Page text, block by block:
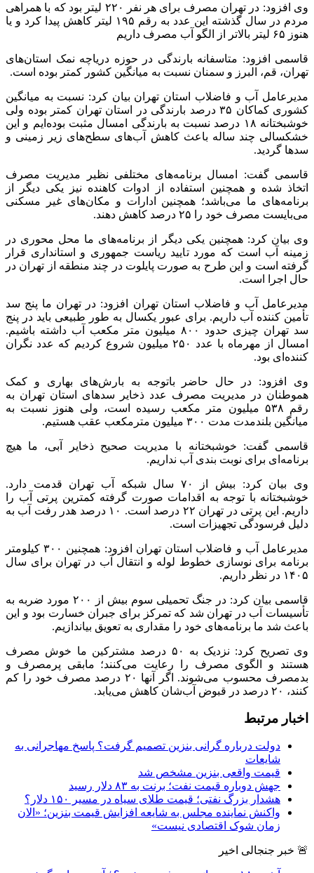
وی افزود: در تهران مصرف برای هر نفر ۲۲۰ لیتر بود که با همراهی
مردم در سال گذشته این عدد به رقم ۱۹۵ لیتر کاهش پیدا کرد و یا
هنوز ۶۵ لیتر بالاتر از الگو آب مصرف داریم
قاسمی افزود: متاسفانه بارندگی در حوزه دریاچه نمک استان‌های
تهران، قم، البرز و سمنان نسبت به میانگین کشور کمتر بوده است.
مدیرعامل آب و فاضلاب استان تهران بیان کرد: نسبت به میانگین
کشوری کماکان ۳۵ درصد بارندگی در استان تهران کمتر بوده ولی
خوشبختانه ۱۸ درصد نسبت به بارندگی امسال مثبت بوده‌ایم و این
خشکسالی چند ساله باعث کاهش آب‌های سطح‌های زیر زمینی و
سد‌ها گردید.
قاسمی گفت: امسال برنامه‌های مختلفی نظیر مدیریت مصرف
اتخاذ شده و همچنین استفاده از ادوات کاهنده نیز یکی دیگر از
برنامه‌های ما می‌باشد؛ همچنین ادارات و مکان‌های غیر مسکنی
می‌بایست مصرف خود را ۲۵ درصد کاهش دهند.
وی بیان کرد: همچنین یکی دیگر از برنامه‌های ما محل محوری در
زمینه آب است که مورد تایید ریاست جمهوری و استانداری قرار
گرفته است و این طرح به صورت پایلوت در چند منطقه از تهران در
حال اجرا است.
مدیرعامل آب و فاضلاب استان تهران افزود: در تهران ما پنج سد
تأمین کننده آب داریم. برای عبور یکسال به طور طبیعی باید در پنج
سد تهران چیزی حدود ۸۰۰ میلیون متر مکعب آب داشته باشیم.
امسال از مهرماه با عدد ۲۵۰ میلیون شروع کردیم که عدد نگران
کننده‌ای بود.
وی افزود: در حال حاضر باتوجه به بارش‌های بهاری و کمک
هموطنان در مدیریت مصرف عدد ذخایر سد‌های استان تهران به
رقم ۵۳۸ میلیون متر مکعب رسیده است، ولی هنوز نسبت به
میانگین بلندمدت مدت ۳۰۰ میلیون مترمکعب عقب هستیم.
قاسمی گفت: خوشبختانه با مدیریت صحیح ذخایر آبی، ما هیچ
برنامه‌ای برای نوبت بندی آب نداریم.
وی بیان کرد: بیش از ۷۰ سال شبکه آب تهران قدمت دارد.
خوشبختانه با توجه به اقدامات صورت گرفته کمترین پرتی آب را
داریم. این پرتی در تهران ۲۲ درصد است. ۱۰ درصد هدر رفت آب به
دلیل فرسودگی تجهیزات است.
مدیرعامل آب و فاضلاب استان تهران افزود: همچنین ۳۰۰ کیلومتر
برنامه برای نوسازی خطوط لوله و انتقال آب در تهران برای سال
۱۴۰۵ در نظر داریم.
قاسمی بیان کرد: در جنگ تحمیلی سوم بیش از ۲۰۰ مورد ضربه به
تأسیسات آب در تهران شد که تمرکز برای جبران خسارت بود و این
باعث شد ما برنامه‌های خود را مقداری به تعویق بیاندازیم.
وی تصریح کرد: نزدیک به ۵۰ درصد مشترکین ما خوش مصرف
هستند و الگوی مصرف را رعایت می‌کنند؛ مابقی پرمصرف و
بدمصرف محسوب می‌شوند. اگر آنها ۲۰ درصد مصرف خود را کم
کنند، ۲۰ درصد در قبوض آب‌شان کاهش می‌یابد.
اخبار مرتبط
دولت درباره گرانی بنزین تصمیم گرفت؟ پاسخ مهاجرانی به
شایعات
قیمت واقعی بنزین مشخص شد
جهش دوباره قیمت نفت؛ برنت به ۸۳ دلار رسید
هشدار بزرگ نفتی؛ قیمت طلای سیاه در مسیر ۱۵۰ دلار؟
واکنش نماینده مجلس به شایعه افزایش قیمت بنزین؛ «الان
زمان شوک اقتصادی نیست»
🚨 خبر جنجالی اخیر